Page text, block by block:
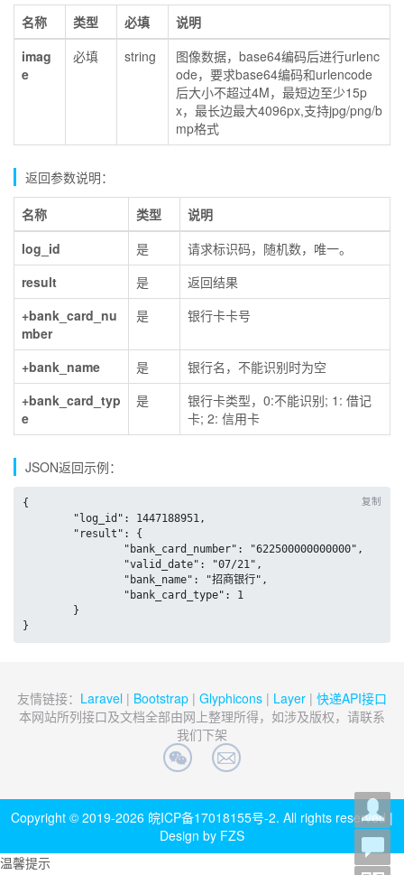
名称 类型 必填
说明
imag
e
必填 string
图像数据，base64编码后进行urlenc
ode，要求base64编码和urlencode
后大小不超过4M，最短边至少15p
x，最长边最大4096px,支持jpg/png/b
mp格式
返回参数说明：
名称 类型
说明
log_id
是
请求标识码，随机数，唯一。
result
是
返回结果
+bank_card_nu
mber
是 银行卡卡号
+bank_name 是
银行名，不能识别时为空
+bank_card_typ
e
是
银行卡类型，0:不能识别; 1: 借记
卡; 2: 信用卡
JSON返回示例：
复制
{
}
友情链接： Laravel | Bootstrap | Glyphicons | Layer | 快递API接口
本网站所列接口及文档全部由网上整理所得，如涉及版权，请联系
我们下架
Copyright © 2019-2026 皖ICP备17018155号-2. All rights reserved |
Design by FZS
温馨提示